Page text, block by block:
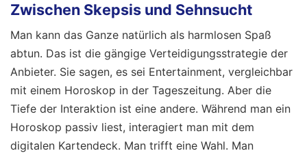
Zwischen Skepsis und Sehnsucht
Man kann das Ganze natürlich als harmlosen Spaß
abtun. Das ist die gängige Verteidigungsstrategie der
Anbieter. Sie sagen, es sei Entertainment, vergleichbar
mit einem Horoskop in der Tageszeitung. Aber die
Tiefe der Interaktion ist eine andere. Während man ein
Horoskop passiv liest, interagiert man mit dem
digitalen Kartendeck. Man trifft eine Wahl. Man